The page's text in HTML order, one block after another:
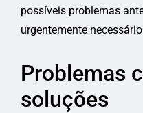
possíveis problemas
urgentemente
Problemas
soluções